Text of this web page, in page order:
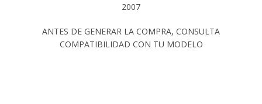
2007
ANTES DE GENERAR LA COMPRA, CONSULTA
COMPATIBILIDAD CON TU MODELO